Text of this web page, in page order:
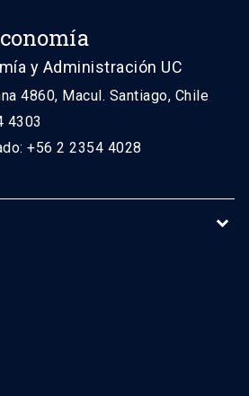
y Administración UC
4860, Macul. Santiago, Chile
4303
+56 2 2354 4028